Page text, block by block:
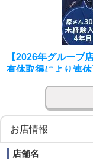
【2026年グループ
有休取得により連
【長く安心して働
週休2日の休みを削
風俗業界では休日
でしたが、これか
いきましょう。
お店情報
店舗名